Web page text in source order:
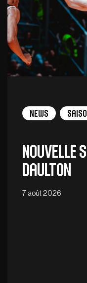
News
Nouvelle
Daulton
7 août 2026